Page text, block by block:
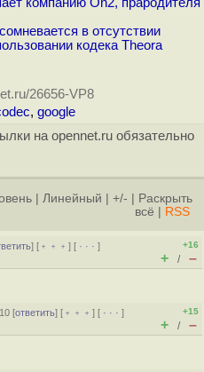
в отсутствии
кодека Theora
26656-VP8
, google
на opennet.ru обязательно
Линейный +/-
Раскрыть
всё
RSS
] [ ﹢﹢﹢] [ · · ·]
+16
+ / –
[ответить] [ ﹢﹢﹢] [ · · ·]
+15
+ / –